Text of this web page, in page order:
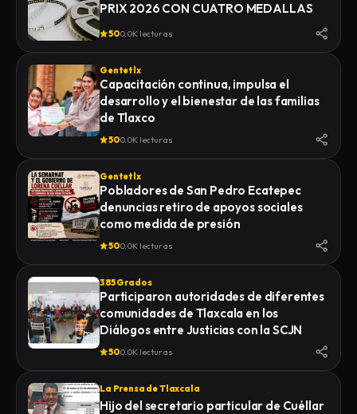
PRIX 2026 CON CUATRO MEDALLAS
500.0K lecturas
Gentetlx
Capacitación continua, impulsa el
desarrollo y el bienestar de las familias
de Tlaxco
500.0K lecturas
Gentetlx
Pobladores de San Pedro Ecatepec
denuncias retiro de apoyos sociales
como medida de presión
500.0K lecturas
385 Grados
Participaron autoridades de diferentes
comunidades de Tlaxcala en los
Diálogos entre Justicias con la SCJN
500.0K lecturas
La Prensa de Tlaxcala
Hijo del secretario particular de Cuéllar